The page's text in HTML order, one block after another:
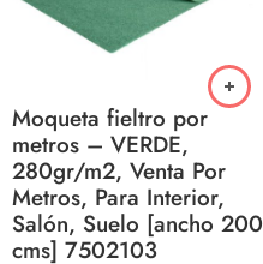
Moqueta fieltro por
metros – VERDE,
280gr/m2, Venta Por
Metros, Para Interior,
Salón, Suelo [ancho 200
cms] 7502103